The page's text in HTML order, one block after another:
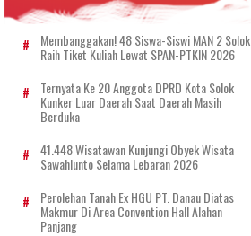
Membanggakan! 48 Siswa-Siswi MAN 2 Solok
Raih Tiket Kuliah Lewat SPAN-PTKIN 2026
Ternyata Ke 20 Anggota DPRD Kota Solok
Kunker Luar Daerah Saat Daerah Masih
Berduka
41.448 Wisatawan Kunjungi Obyek Wisata
Sawahlunto Selama Lebaran 2026
Perolehan Tanah Ex HGU PT. Danau Diatas
Makmur Di Area Convention Hall Alahan
Panjang